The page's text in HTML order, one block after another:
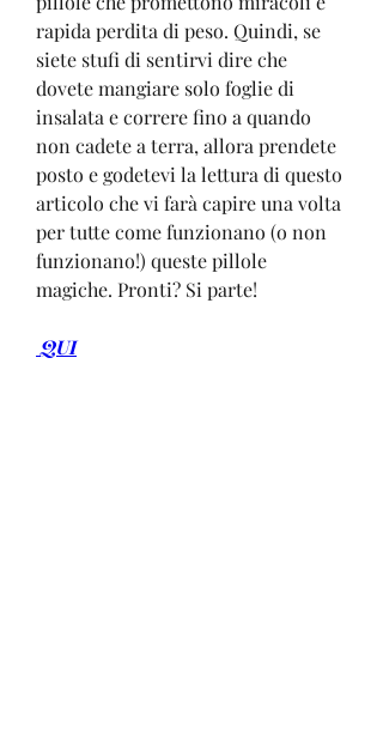
rapida perdita di peso. Quindi, se
siete stufi di sentirvi dire che
dovete mangiare solo foglie di
insalata e correre fino a quando
non cadete a terra, allora prendete
posto e godetevi la lettura di questo
articolo che vi farà capire una volta
per tutte come funzionano (o non
funzionano!) queste pillole
magiche. Pronti? Si parte!
QUI